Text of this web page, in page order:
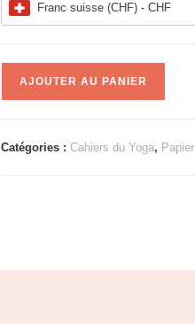
Franc suisse (CHF) - CHF
AJOUTER AU PANIER
e
v
Catégories : Cahiers du Yoga, Papier